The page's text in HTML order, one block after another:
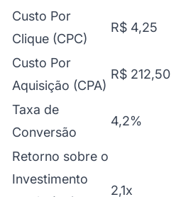
Custo Por
Clique (CPC)
R$ 4,25
Custo Por
Aquisição (CPA)
R$ 212,50
Taxa de
Conversão
4,2%
Retorno sobre o
Investimento
2,1x